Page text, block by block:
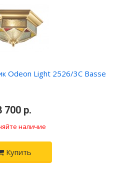
Odeon Light 2526/3C Basse
700 р.
наличие
Купить